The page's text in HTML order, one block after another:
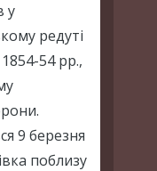
у
редуті
54 рр.,
9 березня
поблизу